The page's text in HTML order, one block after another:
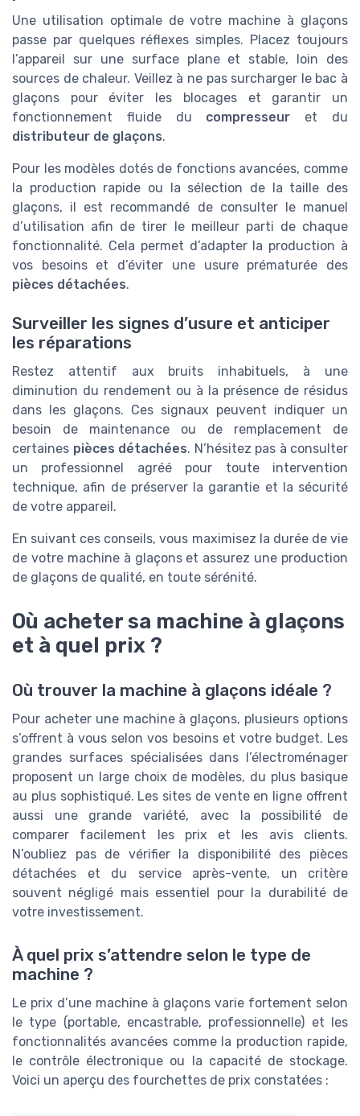
Une utilisation optimale de votre machine à glaçons
passe par quelques réflexes simples. Placez toujours
l’appareil sur une surface plane et stable, loin des
sources de chaleur. Veillez à ne pas surcharger le bac à
glaçons pour éviter les blocages et garantir un
fonctionnement fluide du compresseur et du
distributeur de glaçons.
Pour les modèles dotés de fonctions avancées, comme
la production rapide ou la sélection de la taille des
glaçons, il est recommandé de consulter le manuel
d’utilisation afin de tirer le meilleur parti de chaque
fonctionnalité. Cela permet d’adapter la production à
vos besoins et d’éviter une usure prématurée des
pièces détachées.
Surveiller les signes d’usure et anticiper
les réparations
Restez attentif aux bruits inhabituels, à une
diminution du rendement ou à la présence de résidus
dans les glaçons. Ces signaux peuvent indiquer un
besoin de maintenance ou de remplacement de
certaines pièces détachées. N’hésitez pas à consulter
un professionnel agréé pour toute intervention
technique, afin de préserver la garantie et la sécurité
de votre appareil.
En suivant ces conseils, vous maximisez la durée de vie
de votre machine à glaçons et assurez une production
de glaçons de qualité, en toute sérénité.
Où acheter sa machine à glaçons
et à quel prix ?
Où trouver la machine à glaçons idéale ?
Pour acheter une machine à glaçons, plusieurs options
s’offrent à vous selon vos besoins et votre budget. Les
grandes surfaces spécialisées dans l’électroménager
proposent un large choix de modèles, du plus basique
au plus sophistiqué. Les sites de vente en ligne offrent
aussi une grande variété, avec la possibilité de
comparer facilement les prix et les avis clients.
N’oubliez pas de vérifier la disponibilité des pièces
détachées et du service après-vente, un critère
souvent négligé mais essentiel pour la durabilité de
votre investissement.
À quel prix s’attendre selon le type de
machine ?
Le prix d’une machine à glaçons varie fortement selon
le type (portable, encastrable, professionnelle) et les
fonctionnalités avancées comme la production rapide,
le contrôle électronique ou la capacité de stockage.
Voici un aperçu des fourchettes de prix constatées :